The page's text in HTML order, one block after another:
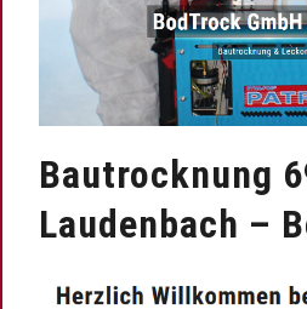
Bautrocknung
Laudenbach –